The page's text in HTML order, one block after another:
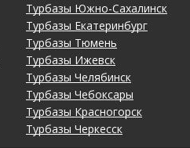
Турбазы Южно-Сахалинск
Турбазы Екатеринбург
Турбазы Тюмень
Турбазы Ижевск
Турбазы Челябинск
Турбазы Чебоксары
Турбазы Красногорск
Турбазы Черкесск